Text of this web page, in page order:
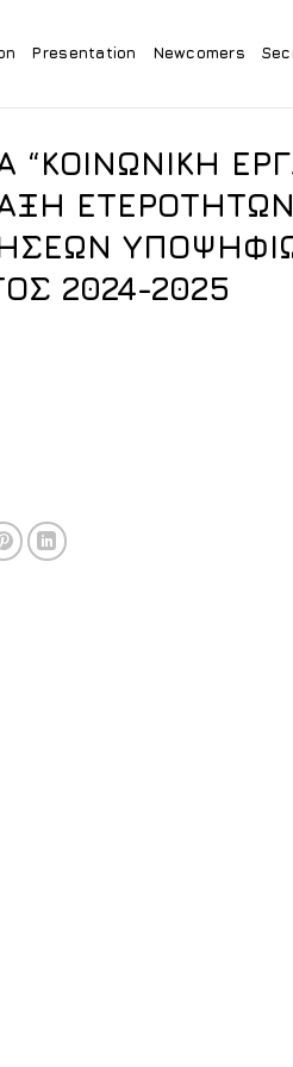
Presentation Newcomers
2024-2025